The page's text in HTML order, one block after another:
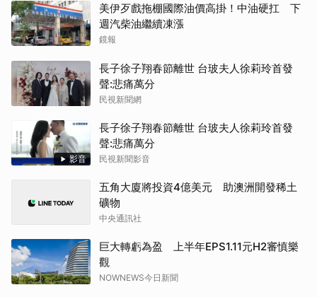
美伊歹戲拖棚國際油價高掛！中油硬扛 下
週汽柴油繼續凍漲
鏡報
長子徐子翔春節離世 台玻夫人徐莉玲首發
聲:悲痛萬分
民視新聞網
影音
長子徐子翔春節離世 台玻夫人徐莉玲首發
聲:悲痛萬分
民視新聞影音
五角大廈將投資4億美元 助澳洲開發稀土
礦物
中央通訊社
巨大轉虧為盈 上半年EPS1.11元H2審慎樂
觀
NOWNEWS今日新聞